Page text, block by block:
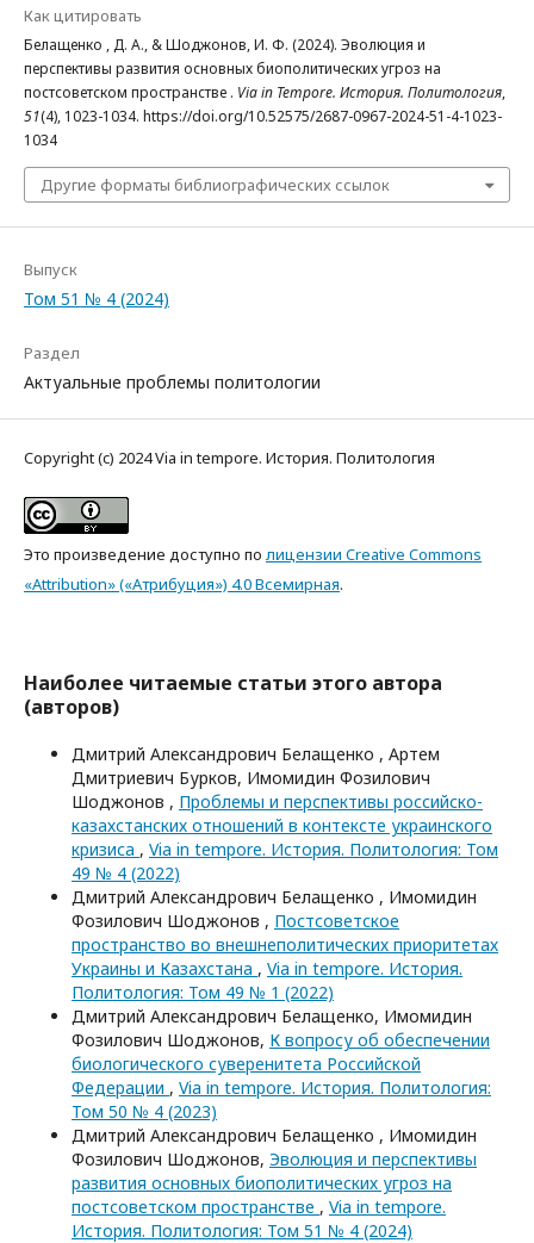
Как цитировать
Белащенко , Д. А., & Шоджонов, И. Ф. (2024). Эволюция и
перспективы развития основных биополитических угроз на
постсоветском пространстве . Via in Tempore. История. Политология,
51(4), 1023-1034. https://doi.org/10.52575/2687-0967-2024-51-4-1023-
1034
Другие форматы библиографических ссылок
Выпуск
Том 51 № 4 (2024)
Раздел
Актуальные проблемы политологии
Copyright (c) 2024 Via in tempore. История. Политология
Это произведение доступно по лицензии Creative Commons
«Attribution» («Атрибуция») 4.0 Всемирная.
Наиболее читаемые статьи этого автора
(авторов)
Дмитрий Александрович Белащенко , Артем
Дмитриевич Бурков, Имомидин Фозилович
Шоджонов , Проблемы и перспективы российско-
казахстанских отношений в контексте украинского
кризиса , Via in tempore. История. Политология: Том
49 № 4 (2022)
Дмитрий Александрович Белащенко , Имомидин
Фозилович Шоджонов , Постсоветское
пространство во внешнеполитических приоритетах
Украины и Казахстана , Via in tempore. История.
Политология: Том 49 № 1 (2022)
Дмитрий Александрович Белащенко, Имомидин
Фозилович Шоджонов, К вопросу об обеспечении
биологического суверенитета Российской
Федерации , Via in tempore. История. Политология:
Том 50 № 4 (2023)
Дмитрий Александрович Белащенко , Имомидин
Фозилович Шоджонов, Эволюция и перспективы
развития основных биополитических угроз на
постсоветском пространстве , Via in tempore.
История. Политология: Том 51 № 4 (2024)